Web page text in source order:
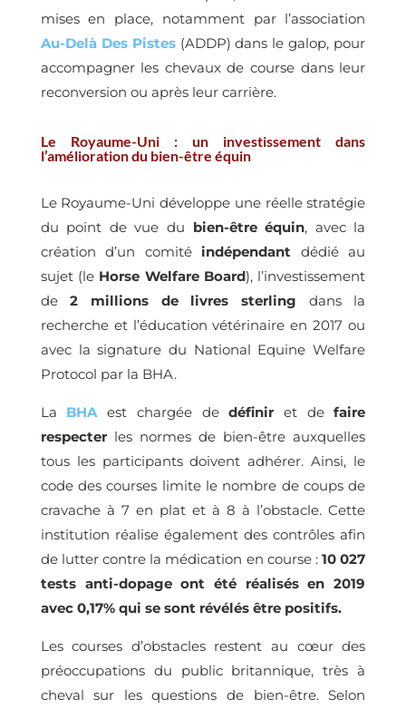
mises en place, notamment par l’association
Au-Delà Des Pistes (ADDP) dans le galop, pour
accompagner les chevaux de course dans leur
reconversion ou après leur carrière.
Le Royaume-Uni : un investissement dans
l’amélioration du bien-être équin
Le Royaume-Uni développe une réelle stratégie
du point de vue du bien-être équin, avec la
création d’un comitéindépendant dédié au
sujet (le Horse Welfare Board), l’investissement
de2 millions de livres sterling dans la
recherche et l’éducation vétérinaire en 2017 ou
avec la signature du National Equine Welfare
Protocol par la BHA.
La BHA est chargée dedéfinir et defaire
respecterles normes de bien-être auxquelles
tous les participants doivent adhérer. Ainsi, le
code des courses limite le nombre de coups de
cravache à 7 en plat et à 8 à l’obstacle. Cette
institution réalise également des contrôles afin
de lutter contre la médication en course :10 027
tests anti-dopage ont été réalisés en 2019
avec 0,17% qui se sont révélés être positifs.
Les courses d’obstacles restent au cœur des
préoccupations du public britannique, très à
cheval sur les questions de bien-être. Selon